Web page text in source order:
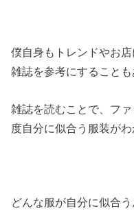
僕自身もトレンドやお
雑誌を参考にすることも
雑誌を読むことで、フ
度自分に似合う服装が
どんな服が自分に似合